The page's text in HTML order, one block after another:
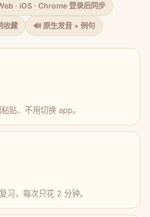
· iOS · Chrome 登录后同步
收藏 🔊 原生发音 + 例句
贴、不用切换 app。
习，每次只花 2 分钟。